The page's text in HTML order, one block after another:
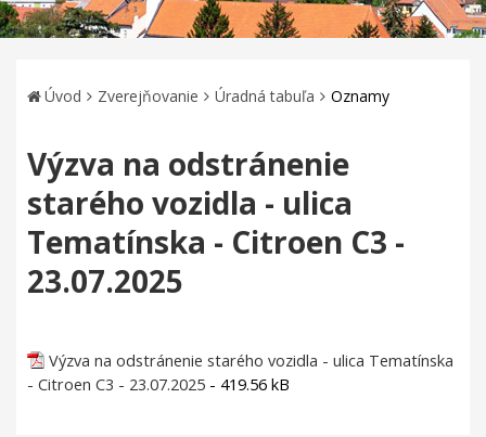
Úvod Zverejňovanie Úradná tabuľa Oznamy
Výzva na odstránenie
starého vozidla - ulica
Tematínska - Citroen C3 -
23.07.2025
Výzva na odstránenie starého vozidla - ulica Tematínska
- Citroen C3 - 23.07.2025 - 419.56 kB